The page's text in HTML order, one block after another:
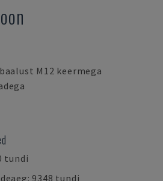
M12 keermega
tundi
9348 tundi